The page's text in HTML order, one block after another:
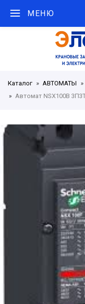
МЕНЮ
Каталог АВТОМАТЫ
Автомат NSX100B